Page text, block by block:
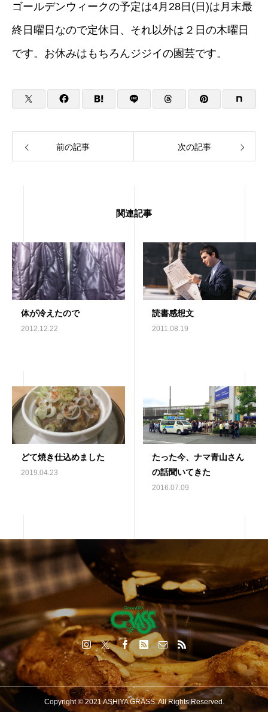
ゴールデンウィークの予定は4月28日(日)は月末最
終日曜日なので定休日、それ以外は２日の木曜日
です。お休みはもちろんジジイの園芸です。
前の記事 次の記事
関連記事
体が冷えたので
2012.12.22
読書感想文
2011.08.19
どて焼き仕込めました
2019.04.23
たった今、ナマ青山さん
の話聞いてきた
2016.07.09
Copyright © 2021 ASHIYA GRASS. All Rights Reserved.